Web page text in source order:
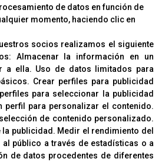
de datos en función de
momento, haciendo clic en
socios realizamos el siguiente
Almacenar la información en un
a ella. Uso de datos limitados para
. Crear perfiles para publicidad
para seleccionar la publicidad
perfil para personalizar el contenido.
de contenido personalizado.
publicidad . Medir el rendimiento del
al público a través de estadísticas o a
de datos procedentes de diferentes